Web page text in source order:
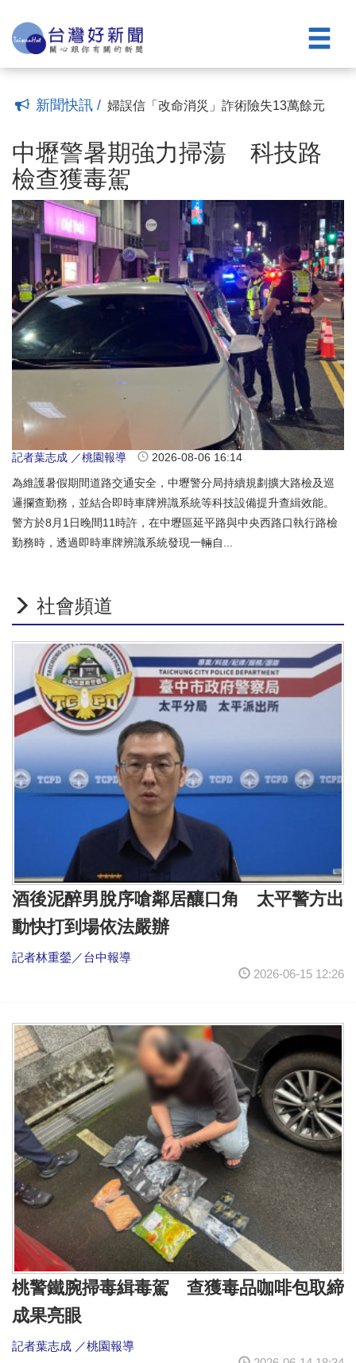
新聞快訊 /
援 (14:56)
中壢警推「反詐夾娃娃機競賽」 夾出好
運更夾牢防詐觀念
迷途老翁獨坐隧道路旁 實習警暖助安全
返家(23:42)
失智老翁迷途騎車遊蕩數小時 警民合作
平警貼心護送返家 (12:51)
婦誤信「改命消災」詐術險失13萬餘元
(16:14)
遏止新興毒品氾濫 竹縣警與新竹地檢署
聯合掃蕩(11:03)
8旬翁迷途記不得家 警靠「Siri」聯繫家
屬(13:04)
修繕漏水老屋 失明獨居長者圓夢擁有安
心的家
(20:39)
旅行首日驚丟手機 警靠「這功能」神救
援 (14:56)
中壢警推「反詐夾娃娃機競賽」 夾出好
運更夾牢防詐觀念 (19:04)
迷途老翁獨坐隧道路旁 實習警暖助安全
返家 (23:42)
失智老翁迷途騎車遊蕩數小時 警民合作
協助平安返家(21:49)
酷暑悶熱！老翁半夜外出納涼釀驚魂 太
平警貼心護送返家(12:51)
婦誤信「改命消災」詐術險失13萬餘元
警成功攔阻保住積蓄(15:17)
中壢警暑期強力掃蕩 科技路
檢查獲毒駕
記者葉志成 ／桃園報導
2026-08-06 16:14
為維護暑假期間道路交通安全，中壢警分局持續規劃擴大路檢及巡
邏攔查勤務，並結合即時車牌辨識系統等科技設備提升查緝效能。
警方於8月1日晚間11時許，在中壢區延平路與中央西路口執行路檢
勤務時，透過即時車牌辨識系統發現一輛自...
社會頻道
酒後泥醉男脫序嗆鄰居釀口角 太平警方出
動快打到場依法嚴辦
記者林重鎣／台中報導
2026-06-15 12:26
桃警鐵腕掃毒緝毒駕 查獲毒品咖啡包取締
成果亮眼
記者葉志成 ／桃園報導